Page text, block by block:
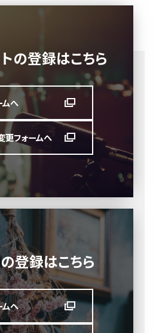
の登録はこちら
ムへ
更フォームへ
登録はこちら
ムへ